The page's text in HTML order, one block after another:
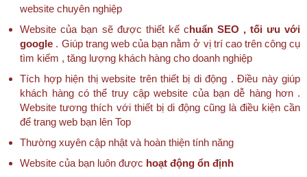
website chuyên nghiệp
Website của bạn sẽ được thiết kế chuẩn SEO , tối ưu với
google . Giúp trang web của bạn nằm ở vị trí cao trên công cụ
tìm kiếm , tăng lượng khách hàng cho doanh nghiệp
Tích hợp hiện thị website trên thiết bị di động . Điều này giúp
khách hàng có thể truy cập website của bạn dễ hàng hơn .
Website tương thích với thiết bị di động cũng là điều kiện cần
để trang web bạn lên Top
Thường xuyên cập nhật và hoàn thiện tính năng
Website của bạn luôn được hoạt động ổn định